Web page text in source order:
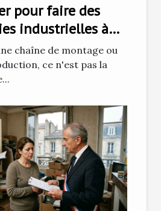
pour faire des
industrielles à
chaîne de montage ou
ce n'est pas la